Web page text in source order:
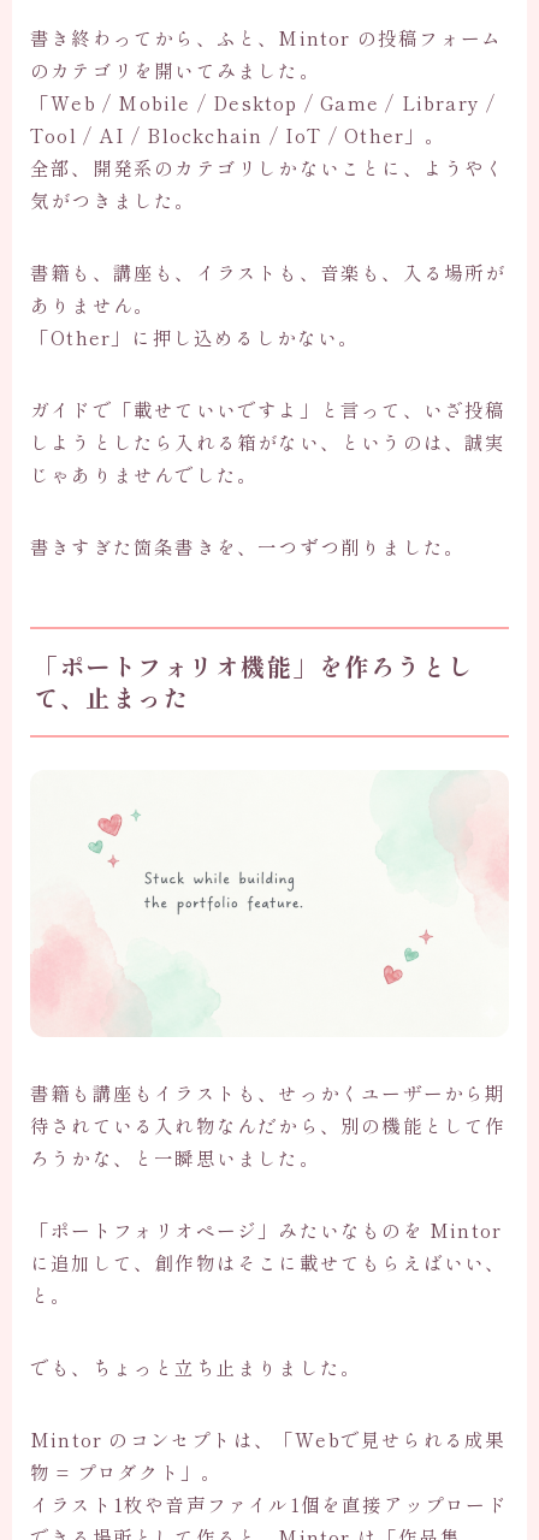
書き終わってから、ふと、Mintor の投稿フォーム
のカテゴリを開いてみました。
「Web / Mobile / Desktop / Game / Library /
Tool / AI / Blockchain / IoT / Other」。
全部、開発系のカテゴリしかないことに、ようやく
気がつきました。
書籍も、講座も、イラストも、音楽も、入る場所が
ありません。
「Other」に押し込めるしかない。
ガイドで「載せていいですよ」と言って、いざ投稿
しようとしたら入れる箱がない、というのは、誠実
じゃありませんでした。
書きすぎた箇条書きを、一つずつ削りました。
「ポートフォリオ機能」を作ろうとし
て、止まった
書籍も講座もイラストも、せっかくユーザーから期
待されている入れ物なんだから、別の機能として作
ろうかな、と一瞬思いました。
「ポートフォリオページ」みたいなものを Mintor
に追加して、創作物はそこに載せてもらえばいい、
と。
でも、ちょっと立ち止まりました。
Mintor のコンセプトは、「Webで見せられる成果
物 = プロダクト」。
イラスト1枚や音声ファイル1個を直接アップロード